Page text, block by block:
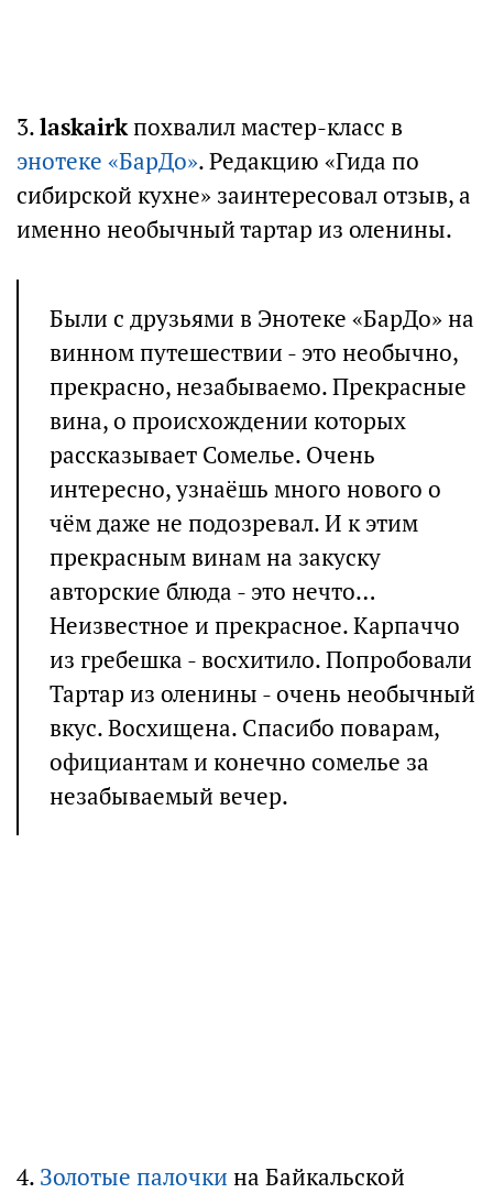
3.laskairkпохвалил мастер-класс в
энотеке «БарДо». Редакцию «Гида по
сибирской кухне» заинтересовал отзыв, а
именно необычный тартар из оленины.
Были с друзьями в Энотеке «БарДо» на
винном путешествии - это необычно,
прекрасно, незабываемо. Прекрасные
вина, о происхождении которых
рассказывает Сомелье. Очень
интересно, узнаёшь много нового о
чём даже не подозревал. И к этим
прекрасным винам на закуску
авторские блюда - это нечто…
Неизвестное и прекрасное. Карпаччо
из гребешка - восхитило. Попробовали
Тартар из оленины - очень необычный
вкус. Восхищена. Спасибо поварам,
официантам и конечно сомелье за
незабываемый вечер.
4. Золотые палочки на Байкальской